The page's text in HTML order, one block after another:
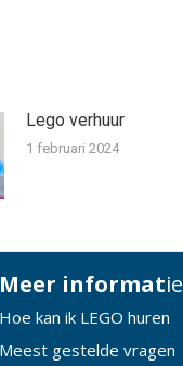
Lego verhuur
1 februari 2024
Meer informatie
Hoe kan ik LEGO huren
Meest gestelde vragen